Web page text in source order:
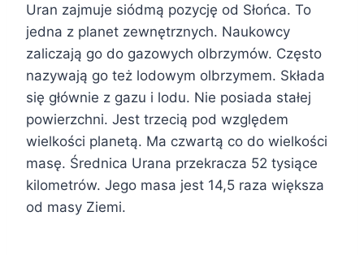
Uran zajmuje siódmą pozycję od Słońca. To
jedna z planet zewnętrznych. Naukowcy
zaliczają go do gazowych olbrzymów. Często
nazywają go też lodowym olbrzymem. Składa
się głównie z gazu i lodu. Nie posiada stałej
powierzchni. Jest trzecią pod względem
wielkości planetą. Ma czwartą co do wielkości
masę. Średnica Urana przekracza 52 tysiące
kilometrów. Jego masa jest 14,5 raza większa
od masy Ziemi.